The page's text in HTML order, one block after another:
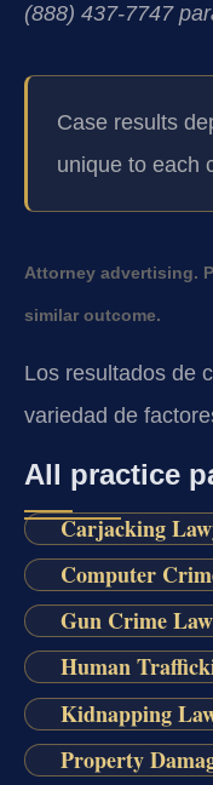
(888) 437-7747
Case results
unique to each
Attorney advertising.
similar outcome.
Los resultados de
variedad de
All practice
Carjacking
Computer
Gun Crime
Human
Kidnapping
Property